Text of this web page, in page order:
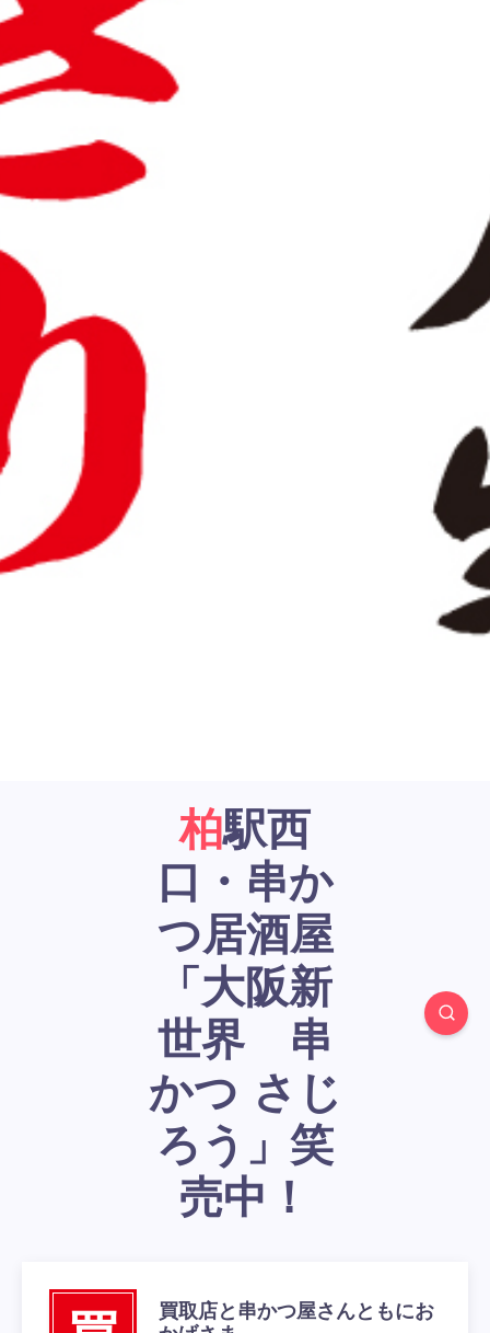
柏駅西
口・串か
つ居酒屋
「大阪新
世界 串
かつ さじ
ろう」笑
売中！
買取店と串かつ屋さんともにお